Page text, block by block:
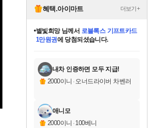
혜택.아이마트 더보기+
교환.
당첨되셨습니다.
당첨되셨습니다.
당첨되셨습니다.
별빛희망님께서 로블록스 기프트카드
1만원권에 당첨되셨습니다.
당첨되셨습니다.
당첨되셨습니다.
당첨되셨습니다.
당첨되셨습니다.
에디션 (스팀코드)를 교환.
당첨되셨습니다.
내차 인증하면 모두 지급!
2000이니 · 오너드라이버 차벤러
애니모
2000이니 · 100베니